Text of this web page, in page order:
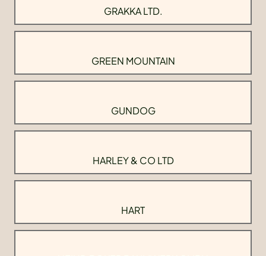
GRAKKA LTD.
GREEN MOUNTAIN
GUNDOG
HARLEY & CO LTD
HART